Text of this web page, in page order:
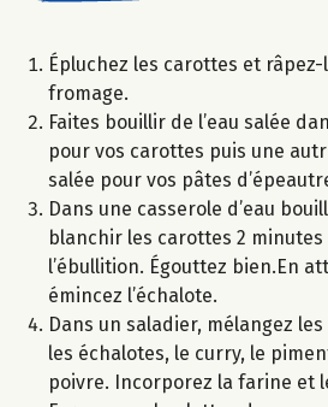
Épluchez les carottes et râpez-
fromage.
Faites bouillir de l’eau salée
pour vos carottes puis une
salée pour vos pâtes
Dans une casserole d’eau
blanchir les carottes 2
l’ébullition. Égouttez bien.En
émincez l’échalote.
Dans un saladier, mélangez
les échalotes, le curry, le
poivre. Incorporez la farine et